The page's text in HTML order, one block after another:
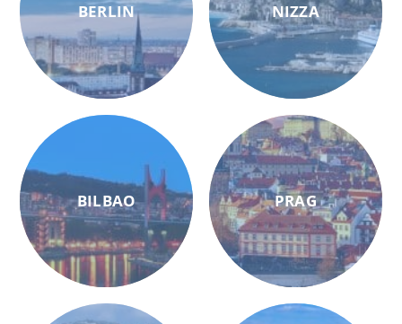
BERLIN
BILBAO
NIZZA
PRAG